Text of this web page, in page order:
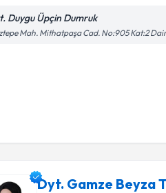
Duygu Üpçin Dumruk
Mah. Mithatpaşa Cad. No:905 Kat:2
Dyt. Gamze Beyza